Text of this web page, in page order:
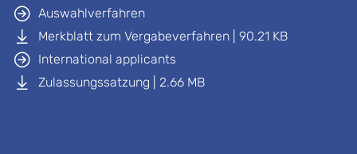
Auswahlverfahren
Merkblatt zum Vergabeverfahren | 90.21 KB
International applicants
Zulassungssatzung | 2.66 MB